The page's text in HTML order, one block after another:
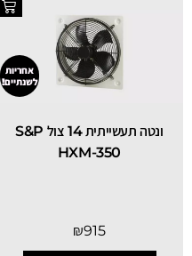
ונטה תעשייתית 14 צול S&P
HXM-350
₪915
אחריות
לשנתיים!